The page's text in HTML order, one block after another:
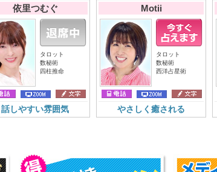
依里つむぐ
タロット
数秘術
四柱推命
話しやすい雰囲気
Motii
タロット
数秘術
西洋占星術
やさしく癒される